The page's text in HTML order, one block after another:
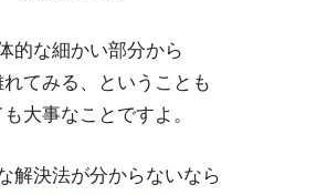
的な細かい部分から
てみる、ということも
も大事なことですよ。
解決法が分からないなら